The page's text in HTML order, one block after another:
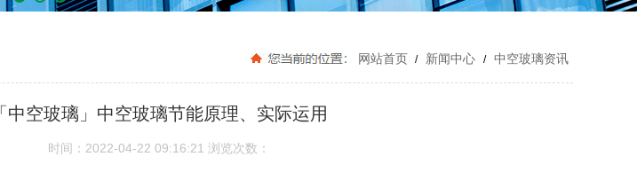
网站首页 / 新闻中心 / 中空玻璃资讯
「中空玻璃」中空玻璃节能原理、实际运用
时间：2022-04-22 09:16:21 浏览次数：